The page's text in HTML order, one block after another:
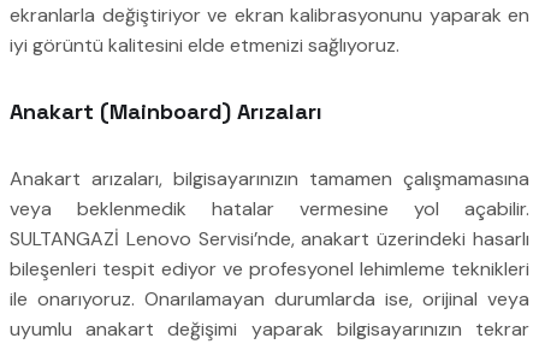
ekranlarla değiştiriyor ve ekran kalibrasyonunu yaparak en
iyi görüntü kalitesini elde etmenizi sağlıyoruz.
Anakart (Mainboard) Arızaları
Anakart arızaları, bilgisayarınızın tamamen çalışmamasına
veya beklenmedik hatalar vermesine yol açabilir.
SULTANGAZİ Lenovo Servisi’nde, anakart üzerindeki hasarlı
bileşenleri tespit ediyor ve profesyonel lehimleme teknikleri
ile onarıyoruz. Onarılamayan durumlarda ise, orijinal veya
uyumlu anakart değişimi yaparak bilgisayarınızın tekrar